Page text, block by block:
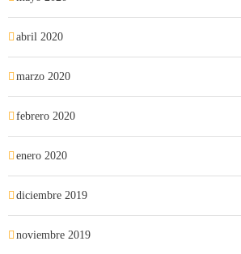
abril 2020
marzo 2020
febrero 2020
enero 2020
diciembre 2019
noviembre 2019